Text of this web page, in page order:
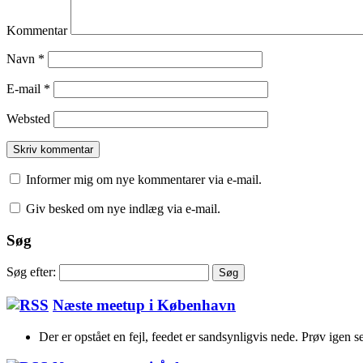
Kommentar
Navn *
E-mail *
Websted
Informer mig om nye kommentarer via e-mail.
Giv besked om nye indlæg via e-mail.
Søg
Søg efter:
Næste meetup i København
Der er opstået en fejl, feedet er sandsynligvis nede. Prøv igen